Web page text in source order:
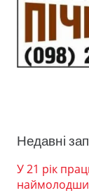
Недавні
У 21 рік